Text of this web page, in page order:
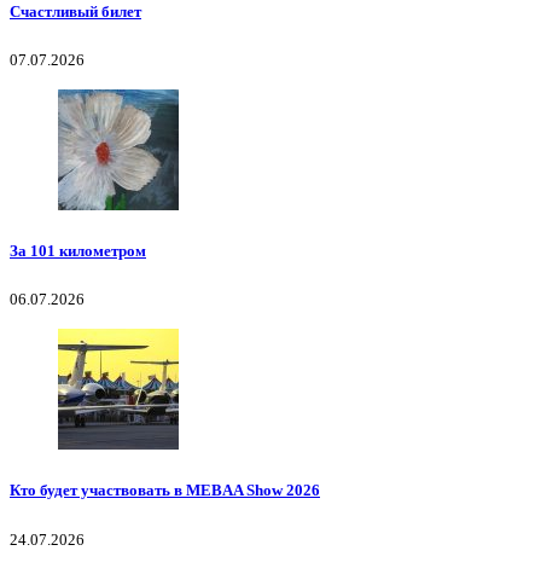
Счастливый билет
07.07.2026
За 101 километром
06.07.2026
Кто будет участвовать в MEBAA Show 2026
24.07.2026